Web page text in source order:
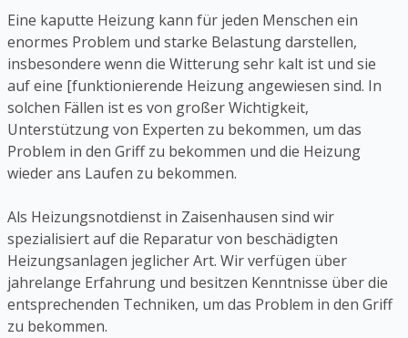
Eine kaputte Heizung kann für jeden Menschen ein
enormes Problem und starke Belastung darstellen,
insbesondere wenn die Witterung sehr kalt ist und sie
auf eine [funktionierende Heizung angewiesen sind. In
solchen Fällen ist es von großer Wichtigkeit,
Unterstützung von Experten zu bekommen, um das
Problem in den Griff zu bekommen und die Heizung
wieder ans Laufen zu bekommen.
Als Heizungsnotdienst in Zaisenhausen sind wir
spezialisiert auf die Reparatur von beschädigten
Heizungsanlagen jeglicher Art. Wir verfügen über
jahrelange Erfahrung und besitzen Kenntnisse über die
entsprechenden Techniken, um das Problem in den Griff
zu bekommen.